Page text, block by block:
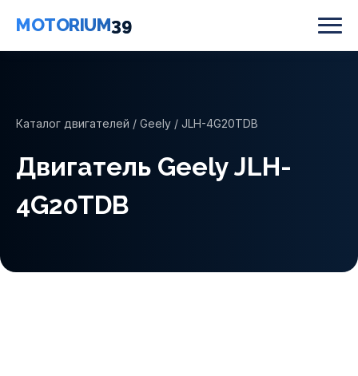
MOTORIUM39
Каталог двигателей / Geely / JLH-4G20TDB
Двигатель Geely JLH-
4G20TDB